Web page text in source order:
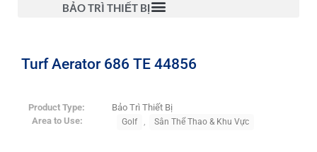
BẢO TRÌ THIẾT BỊ
Turf Aerator 686 TE 44856
Product Type:
Bảo Trì Thiết Bị
Area to Use:
Golf , Sân Thể Thao & Khu Vực